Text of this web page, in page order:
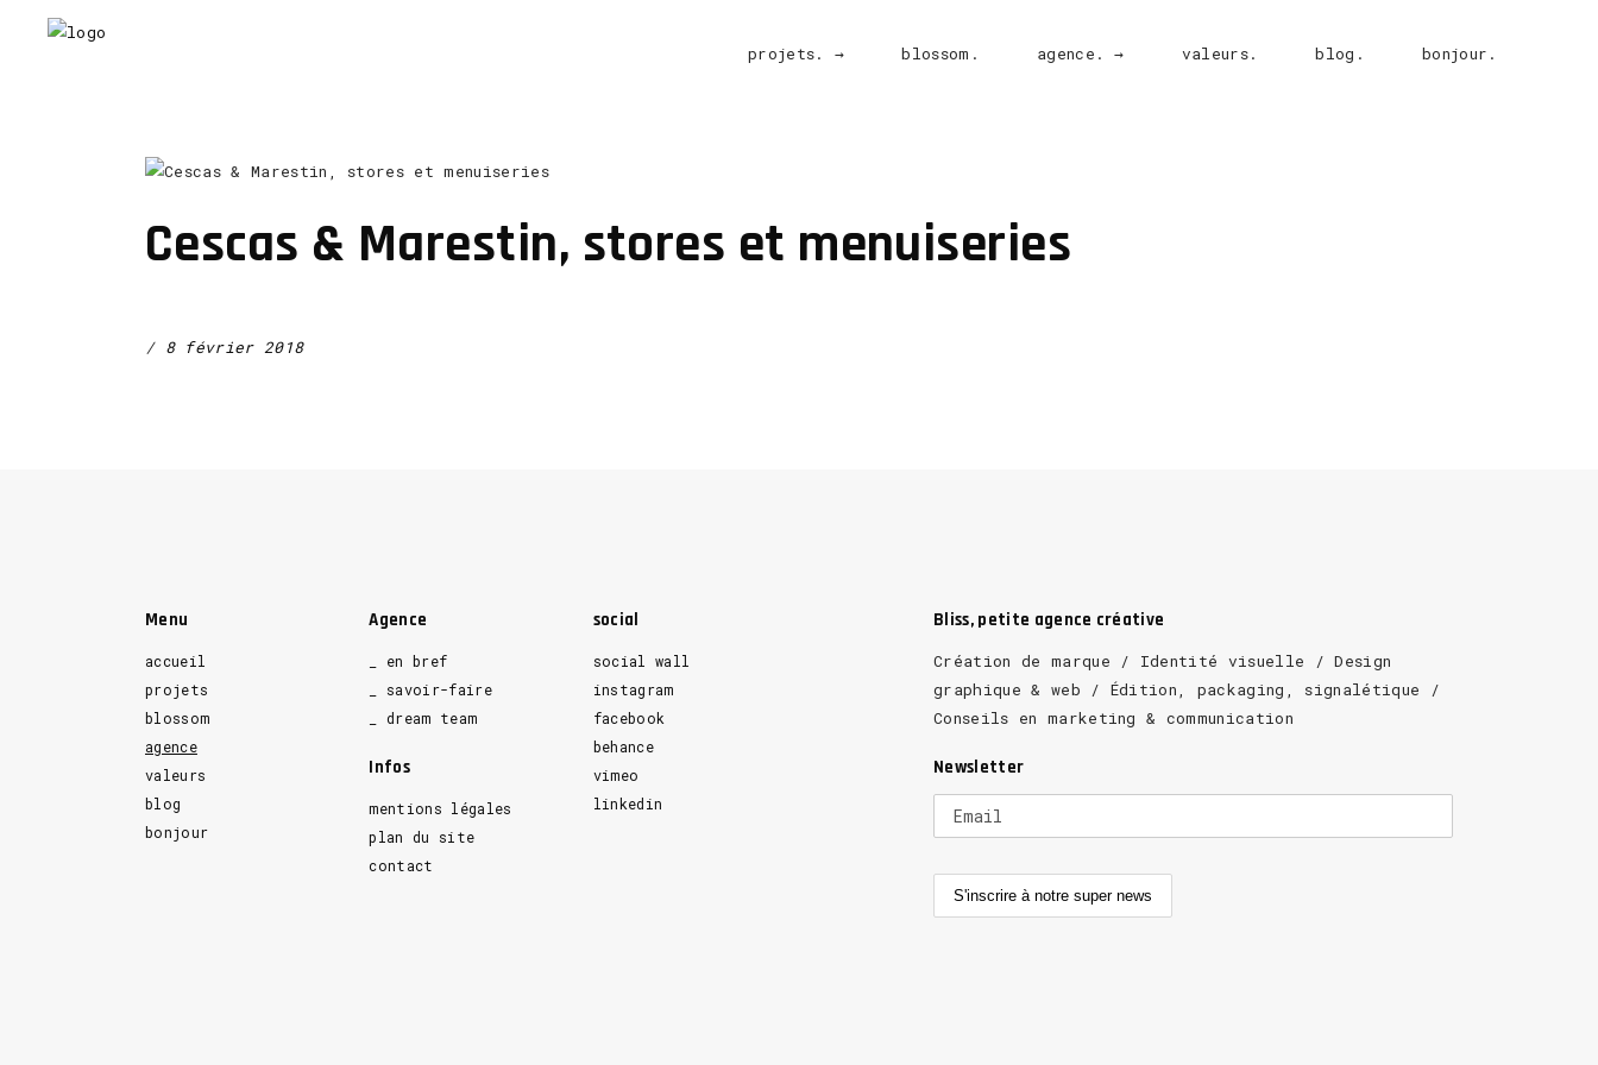
projets. → blossom. agence. → valeurs. blog. bonjour.
Cescas & Marestin, stores et menuiseries
8 février 2018
Menu
accueil
projets
blossom
agence
valeurs
blog
bonjour
Agence
_ en bref
_ savoir-faire
_ dream team
Infos
mentions légales
plan du site
contact
social
social wall
instagram
facebook
behance
vimeo
linkedin
Bliss, petite agence créative
Création de marque / Identité visuelle / Design
graphique & web / Édition, packaging, signalétique /
Conseils en marketing & communication
Newsletter